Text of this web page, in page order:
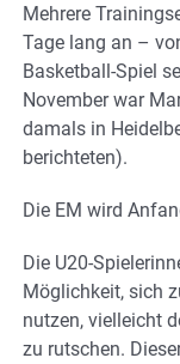
Mehrere
Tage lang an –
Basketball-Spiel
November war
damals in
berichteten).
Die EM wird
Die U20-
Möglichkeit, sich
nutzen, vielleicht
zu rutschen.